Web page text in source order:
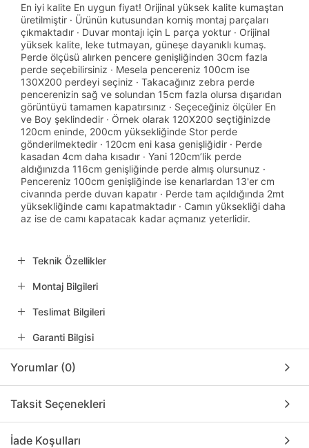
En iyi kalite En uygun fiyat! Orijinal yüksek kalite kumaştan
üretilmiştir · Ürünün kutusundan korniş montaj parçaları
çıkmaktadır · Duvar montajı için L parça yoktur · Orijinal
yüksek kalite, leke tutmayan, güneşe dayanıklı kumaş.
Perde ölçüsü alırken pencere genişliğinden 30cm fazla
perde seçebilirsiniz · Mesela pencereniz 100cm ise
130X200 perdeyi seçiniz · Takacağınız zebra perde
pencerenizin sağ ve solundan 15cm fazla olursa dışarıdan
görüntüyü tamamen kapatırsınız · Seçeceğiniz ölçüler En
ve Boy şeklindedir · Örnek olarak 120X200 seçtiğinizde
120cm eninde, 200cm yüksekliğinde Stor perde
gönderilmektedir · 120cm eni kasa genişliğidir · Perde
kasadan 4cm daha kısadır · Yani 120cm’lik perde
aldığınızda 116cm genişliğinde perde almış olursunuz ·
Pencereniz 100cm genişliğinde ise kenarlardan 13'er cm
civarında perde duvarı kapatır · Perde tam açıldığında 2mt
yüksekliğinde camı kapatmaktadır · Camın yüksekliği daha
az ise de camı kapatacak kadar açmanız yeterlidir.
Teknik Özellikler
Montaj Bilgileri
Teslimat Bilgileri
Garanti Bilgisi
Yorumlar (0)
Taksit Seçenekleri
İade Koşulları